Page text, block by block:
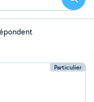
Particulier